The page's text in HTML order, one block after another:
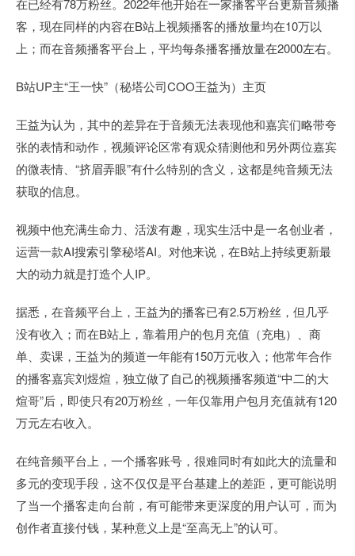
在已经有78万粉丝。2022年他开始在一家播客平台更新音频播
客，现在同样的内容在B站上视频播客的播放量均在10万以
上；而在音频播客平台上，平均每条播客播放量在2000左右。
B站UP主“王一快”（秘塔公司COO王益为）主页
王益为认为，其中的差异在于音频无法表现他和嘉宾们略带夸
张的表情和动作，视频评论区常有观众猜测他和另外两位嘉宾
的微表情、“挤眉弄眼”有什么特别的含义，这都是纯音频无法
获取的信息。
视频中他充满生命力、活泼有趣，现实生活中是一名创业者，
运营一款AI搜索引擎秘塔AI。对他来说，在B站上持续更新最
大的动力就是打造个人IP。
据悉，在音频平台上，王益为的播客已有2.5万粉丝，但几乎
没有收入；而在B站上，靠着用户的包月充值（充电）、商
单、卖课，王益为的频道一年能有150万元收入；他常年合作
的播客嘉宾刘煜煊，独立做了自己的视频播客频道“中二的大
煊哥”后，即使只有20万粉丝，一年仅靠用户包月充值就有120
万元左右收入。
在纯音频平台上，一个播客账号，很难同时有如此大的流量和
多元的变现手段，这不仅仅是平台基建上的差距，更可能说明
了当一个播客走向台前，有可能带来更深度的用户认可，而为
创作者直接付钱，某种意义上是“至高无上”的认可。